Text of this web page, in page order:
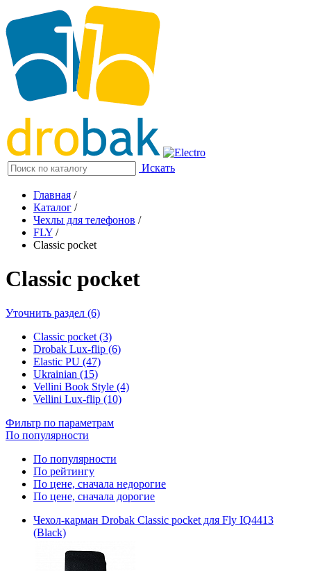
Искать
Главная /
Каталог /
Чехлы для телефонов /
FLY /
Classic pocket
Classic pocket
Уточнить раздел (6)
Classic pocket (3)
Drobak Lux-flip (6)
Elastic PU (47)
Ukrainian (15)
Vellini Book Style (4)
Vellini Lux-flip (10)
Фильтр по параметрам
По популярности
По популярности
По рейтингу
По цене, сначала недорогие
По цене, сначала дорогие
Чехол-карман Drobak Classic pocket для Fly IQ4413
(Black)